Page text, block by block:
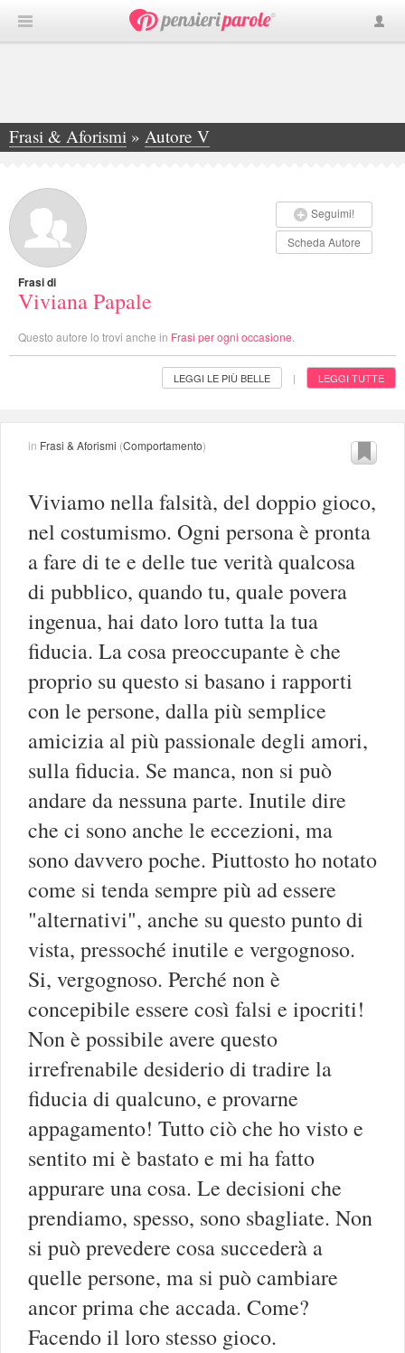
Frasi & Aforismi » Autore V
»Viviana Papale
Seguimi!
Scheda Autore
Frasi di
Viviana Papale
Questo autore lo trovi anche in Frasi per ogni occasione
LEGGI LE PIÙ BELLE | LEGGI TUTTE
in Frasi & Aforismi (Comportamento)
Viviamo nella falsità, del doppio gioco,
nel costumismo. Ogni persona è pronta
a fare di te e delle tue verità qualcosa
di pubblico, quando tu, quale povera
ingenua, hai dato loro tutta la tua
fiducia. La cosa preoccupante è che
proprio su questo si basano i rapporti
con le persone, dalla più semplice
amicizia al più passionale degli amori,
sulla fiducia. Se manca, non si può
andare da nessuna parte. Inutile dire
che ci sono anche le eccezioni, ma
sono davvero poche. Piuttosto ho notato
come si tenda sempre più ad essere
"alternativi", anche su questo punto di
vista, pressoché inutile e vergognoso.
Si, vergognoso. Perché non è
concepibile essere così falsi e ipocriti!
Non è possibile avere questo
irrefrenabile desiderio di tradire la
fiducia di qualcuno, e provarne
appagamento! Tutto ciò che ho visto e
sentito mi è bastato e mi ha fatto
appurare una cosa. Le decisioni che
prendiamo, spesso, sono sbagliate. Non
si può prevedere cosa succederà a
quelle persone, ma si può cambiare
ancor prima che accada. Come?
Facendo il loro stesso gioco.